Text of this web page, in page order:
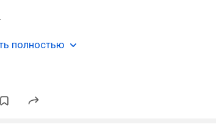
полностью